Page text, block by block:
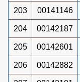
203 00141146
204 00142187
205 00142601
206 00142882